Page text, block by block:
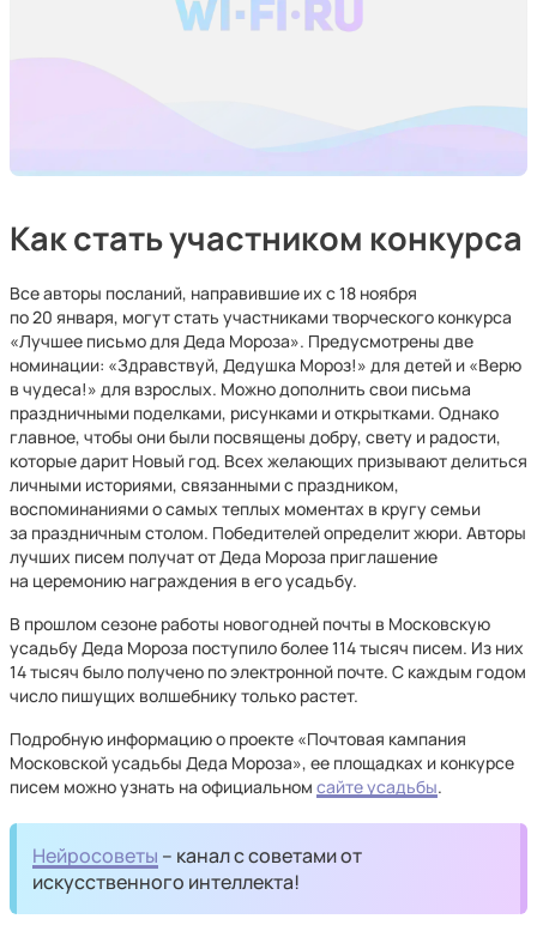
Как стать участником конкурса
Все авторы посланий, направившие их с 18 ноября
по 20 января, могут стать участниками творческого конкурса
«Лучшее письмо для Деда Мороза». Предусмотрены две
номинации: «Здравствуй, Дедушка Мороз!» для детей и «Верю
в чудеса!» для взрослых. Можно дополнить свои письма
праздничными поделками, рисунками и открытками. Однако
главное, чтобы они были посвящены добру, свету и радости,
которые дарит Новый год. Всех желающих призывают делиться
личными историями, связанными с праздником,
воспоминаниями о самых теплых моментах в кругу семьи
за праздничным столом. Победителей определит жюри. Авторы
лучших писем получат от Деда Мороза приглашение
на церемонию награждения в его усадьбу.
В прошлом сезоне работы новогодней почты в Московскую
усадьбу Деда Мороза поступило более 114 тысяч писем. Из них
14 тысяч было получено по электронной почте. С каждым годом
число пишущих волшебнику только растет.
Подробную информацию о проекте «Почтовая кампания
Московской усадьбы Деда Мороза», ее площадках и конкурсе
писем можно узнать на официальном сайте усадьбы.
Нейросоветы – канал с советами от
искусственного интеллекта!